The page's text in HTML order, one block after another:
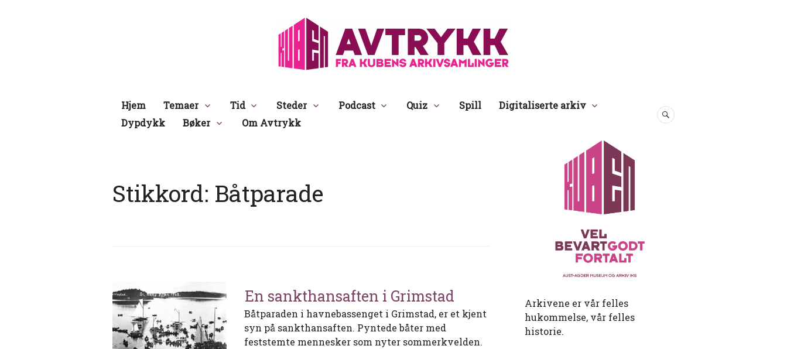
Avtrykk
Hjem Temaer Tid Steder Podcast Quiz Spill
Digitaliserte arkiv
Dypdykk
Bøker Om Avtrykk
SØK
Stikkord: Båtparade
En sankthansaften i Grimstad
Båtparaden i havnebassenget i Grimstad, er et kjent
syn på sankthansaften. Pyntede båter med
feststemte mennesker som nyter sommerkvelden.
Arkivene er vår felles
hukommelse, vår felles
historie.